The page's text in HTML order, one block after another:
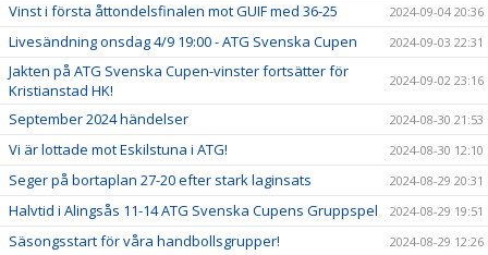
Vinst i första åttondelsfinalen mot GUIF med 36-25 2024-09-04 20:36
Livesändning onsdag 4/9 19:00 - ATG Svenska Cupen 2024-09-03 22:31
Jakten på ATG Svenska Cupen-vinster fortsätter för
Kristianstad HK!
2024-09-02 23:16
September 2024 händelser 2024-08-30 21:53
Vi är lottade mot Eskilstuna i ATG! 2024-08-30 12:10
Seger på bortaplan 27-20 efter stark laginsats 2024-08-29 20:31
Halvtid i Alingsås 11-14 ATG Svenska Cupens Gruppspel 2024-08-29 19:51
Säsongsstart för våra handbollsgrupper! 2024-08-29 12:26